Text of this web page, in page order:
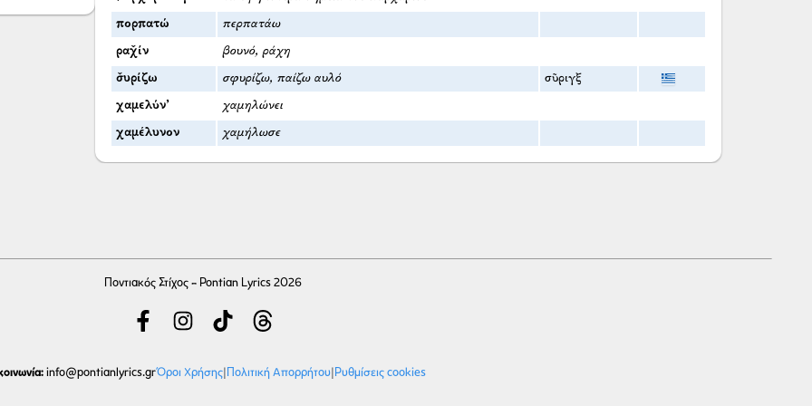
πορπατώ περπατάω
ραχ̌ίν βουνό, ράχη
σ̌υρίζω σφυρίζω, παίζω αυλό σῦριγξ
χαμελύν’ χαμηλώνει
χαμέλυνον χαμήλωσε
Ποντιακός Στίχος - Pontian Lyrics 2026
info@pontianlyrics.grΌροι Χρήσης| Πολιτική Απορρήτου| Ρυθμίσεις cookies